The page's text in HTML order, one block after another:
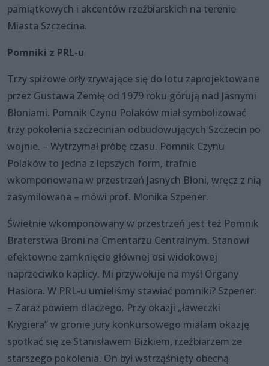
pamiątkowych i akcentów rzeźbiarskich na terenie
Miasta Szczecina.
Pomniki z PRL-u
Trzy spiżowe orły zrywające się do lotu zaprojektowane
przez Gustawa Zemłę od 1979 roku górują nad Jasnymi
Błoniami. Pomnik Czynu Polaków miał symbolizować
trzy pokolenia szczecinian odbudowujących Szczecin po
wojnie. – Wytrzymał próbę czasu. Pomnik Czynu
Polaków to jedna z lepszych form, trafnie
wkomponowana w przestrzeń Jasnych Błoni, wręcz z nią
zasymilowana – mówi prof. Monika Szpener.
Świetnie wkomponowany w przestrzeń jest też Pomnik
Braterstwa Broni na Cmentarzu Centralnym. Stanowi
efektowne zamknięcie głównej osi widokowej
naprzeciwko kaplicy. Mi przywołuje na myśl Organy
Hasiora. W PRL-u umieliśmy stawiać pomniki? Szpener:
– Zaraz powiem dlaczego. Przy okazji „ławeczki
Krygiera” w gronie jury konkursowego miałam okazję
spotkać się ze Stanisławem Biżkiem, rzeźbiarzem ze
starszego pokolenia. On był wstrząśnięty obecną